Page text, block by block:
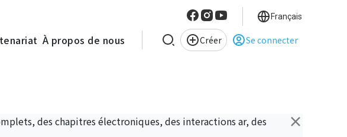
À propos de nous Créer Se connecter
Français
×
des chapitres électroniques, des interactions ar, des